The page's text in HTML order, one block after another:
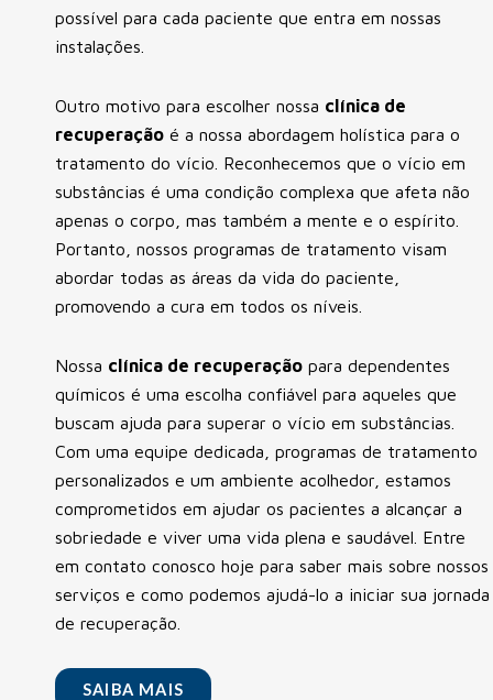
possível para cada paciente que entra em nossas
instalações.
Outro motivo para escolher nossa clínica de
recuperação é a nossa abordagem holística para o
tratamento do vício. Reconhecemos que o vício em
substâncias é uma condição complexa que afeta não
apenas o corpo, mas também a mente e o espírito.
Portanto, nossos programas de tratamento visam
abordar todas as áreas da vida do paciente,
promovendo a cura em todos os níveis.
Nossa clínica de recuperação para dependentes
químicos é uma escolha confiável para aqueles que
buscam ajuda para superar o vício em substâncias.
Com uma equipe dedicada, programas de tratamento
personalizados e um ambiente acolhedor, estamos
comprometidos em ajudar os pacientes a alcançar a
sobriedade e viver uma vida plena e saudável. Entre
em contato conosco hoje para saber mais sobre nossos
serviços e como podemos ajudá-lo a iniciar sua jornada
de recuperação.
SAIBA MAIS